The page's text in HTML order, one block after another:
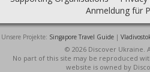
Anmeldung für
Unsere Projekte: Singapore Travel Guide|
© 2026 Discover Ukraine.
No part of this site may be reproduced
website is owned by